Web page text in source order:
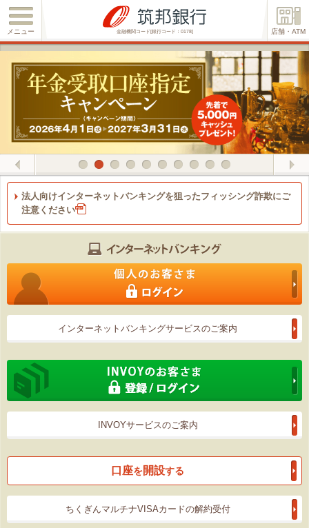
金融機関コード[銀行コード：0178]
メニュー 店舗・ATM
法人向けインターネットバンキングを狙ったフィッシング詐欺にご
注意ください
インターネットバンキングサービスのご案内
INVOYサービスのご案内
口座を開設する
ちくぎんマルチナVISAカードの解約受付